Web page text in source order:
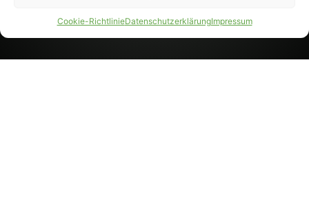
Cookie-RichtlinieDatenschutzerklärungImpressum
PARTNER WERDEN
AGB